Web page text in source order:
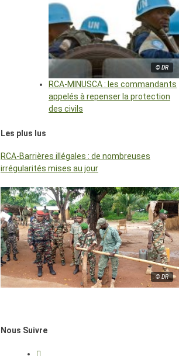
© DR
RCA-MINUSCA : les commandants
appelés à repenser la protection
des civils
Les plus lus
RCA-Barrières illégales : de nombreuses
irrégularités mises au jour
© DR
Nous Suivre